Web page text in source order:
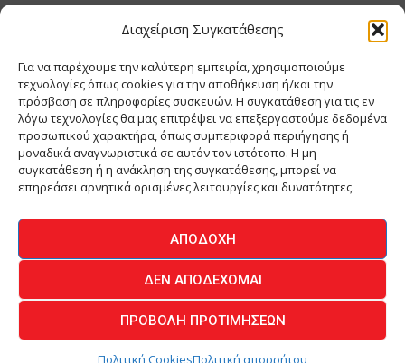
Διαχείριση Συγκατάθεσης
Για να παρέχουμε την καλύτερη εμπειρία, χρησιμοποιούμε
τεχνολογίες όπως cookies για την αποθήκευση ή/και την
πρόσβαση σε πληροφορίες συσκευών. Η συγκατάθεση για τις εν
λόγω τεχνολογίες θα μας επιτρέψει να επεξεργαστούμε δεδομένα
προσωπικού χαρακτήρα, όπως συμπεριφορά περιήγησης ή
μοναδικά αναγνωριστικά σε αυτόν τον ιστότοπο. Η μη
συγκατάθεση ή η ανάκληση της συγκατάθεσης, μπορεί να
επηρεάσει αρνητικά ορισμένες λειτουργίες και δυνατότητες.
ΑΠΟΔΟΧΉ
ΔΕΝ ΑΠΟΔΈΧΟΜΑΙ
ΠΡΟΒΟΛΉ ΠΡΟΤΙΜΉΣΕΩΝ
Πολιτική CookiesΠολιτική απορρήτου
Διευθυντής Σύνταξης:ΑΘΑΝΑΣΙΟΣ ΑΝΤΩΝΙΟΥ
ΔικαιούχοςDomain:ΔΗΜΗΤΡΙΑΔΗΣ Θ ΚΑΙ ΣΙΑ ΜΟΝΟΠΡΟΣΩΠΗ ΙΚΕ
Διευθυντής: ΕΥΘΥΜΙΑΤΟΥ ΜΑΡΙΑ
Διαχειριστής:
ΕΥΘΥΜΙΑΤΟΥ ΜΑΡΙΑ
Δήλωση Συμμόρφωσης
ΕΠΙΚΟΙΝΩΝΙΑ
© 2026 - All Rights Reserved -Πολιτική Απορρήτου
Powered byBYTE A COOKIE